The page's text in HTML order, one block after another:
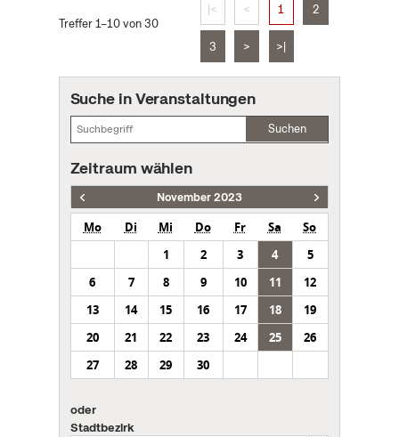
Treffer 1–10 von 30
|< < 1 2
3 > >|
Suche in Veranstaltungen
Suchen
Zeitraum wählen
November 2023
Mo Di Mi Do Fr Sa
So
1
2 3 4
5
6
7 8 9 10 11
12
13
14 15 16 17 18
19
20
21 22 23 24 25
26
27
28 29 30
oder
Stadtbezirk